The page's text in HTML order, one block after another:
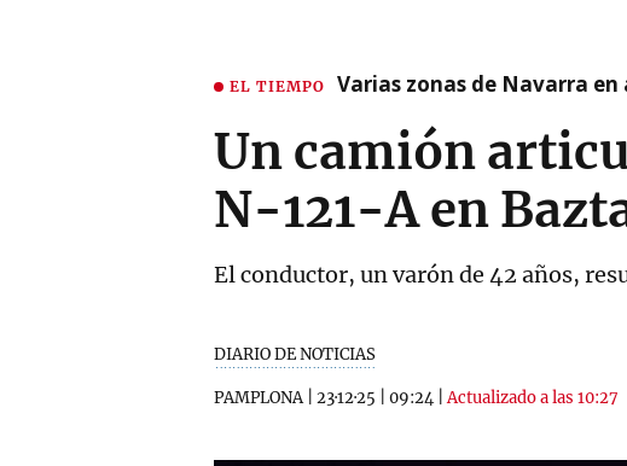
EL TIEMPO Varias zonas de Navarra
Un camión
N-121-A en
El conductor, un varón de 42 años,
DIARIO DE NOTICIAS
PAMPLONA| 23·12·25 09:24 |Actualizado a las 10:27